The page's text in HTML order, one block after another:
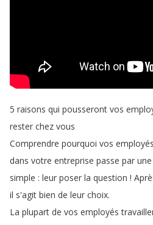
5 raisons qui pousseront vos
rester chez vous
Comprendre pourquoi vos employés
dans votre entreprise passe par une
simple : leur poser la question !
il s'agit bien de leur choix.
La plupart de vos employés